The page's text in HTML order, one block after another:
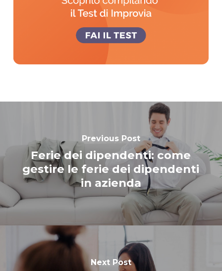
Previous Post
Ferie dei dipendenti: come
gestire le ferie dei dipendenti
in azienda
Next Post